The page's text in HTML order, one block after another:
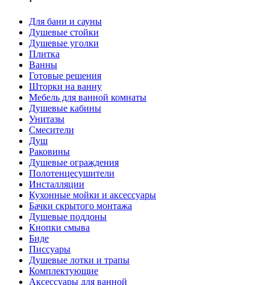
Для бани и сауны
Душевые стойки
Душевые уголки
Плитка
Ванны
Готовые решения
Шторки на ванну
Мебель для ванной комнаты
Душевые кабины
Унитазы
Смесители
Душ
Раковины
Душевые ограждения
Полотенцесушители
Инсталляции
Кухонные мойки и аксессуары
Бачки скрытого монтажа
Душевые поддоны
Кнопки смыва
Биде
Писсуары
Душевые лотки и трапы
Комплектующие
Аксессуары для ванной